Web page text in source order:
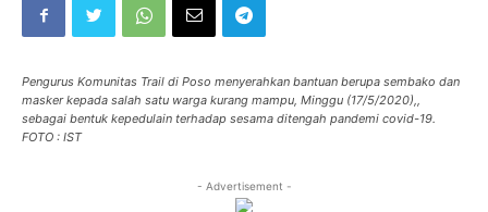
Pengurus Komunitas Trail di Poso menyerahkan bantuan berupa sembako dan
masker kepada salah satu warga kurang mampu, Minggu (17/5/2020),,
sebagai bentuk kepedulain terhadap sesama ditengah pandemi covid-19.
FOTO : IST
- Advertisement -